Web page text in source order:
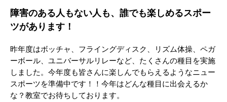
障害のある人もない人も、誰でも楽しめるスポー
ツがあります！
昨年度はボッチャ、フライングディスク、リズム体操、ペガ
ーボール、ユニバーサルリレーなど、たくさんの種目を実施
しました。今年度も皆さんに楽しんでもらえるようなニュー
スポーツを準備中です！！今年はどんな種目に出会えるか
な？教室でお待ちしております。